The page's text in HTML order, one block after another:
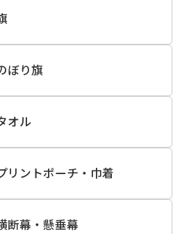
ぼり旗
オル
リントポーチ・巾着
断幕・懸垂幕